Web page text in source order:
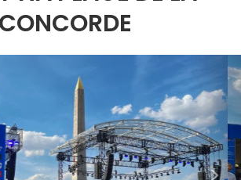
CONCORDE